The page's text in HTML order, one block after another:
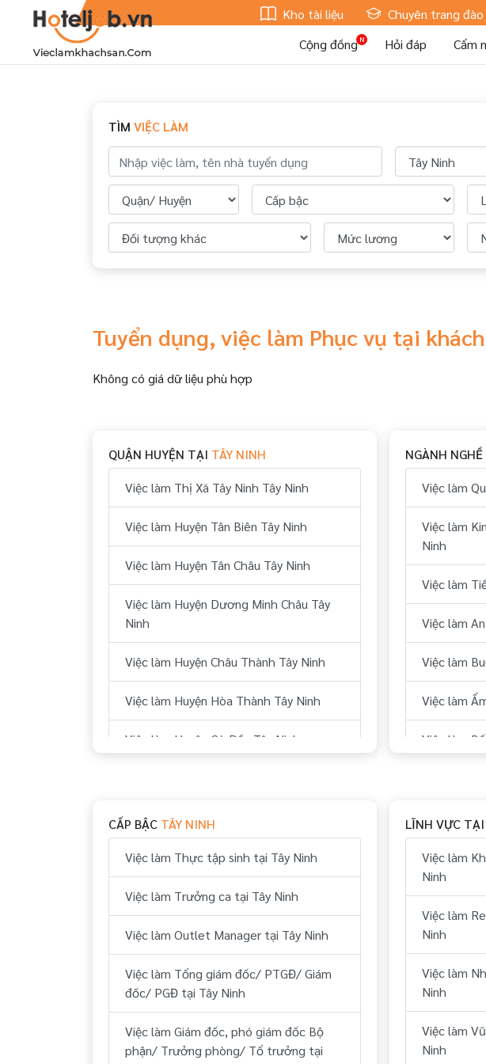
Kho tài liệu Chuyên trang
Cộng đồng
Hỏi đáp Cẩm
TÌM VIỆC LÀM
Tuyển dụng, việc làm Phục vụ tại
Không có giá dữ liệu phù hợp
QUẬN HUYỆN TẠI TÂY NINH
Việc làm Thị Xã Tây Ninh Tây Ninh
Việc làm Huyện Tân Biên Tây Ninh
Việc làm Huyện Tân Châu Tây Ninh
Việc làm Huyện Dương Minh Châu Tây
Ninh
Việc làm Huyện Châu Thành Tây Ninh
Việc làm Huyện Hòa Thành Tây Ninh
Việc làm Huyện Gò Dầu Tây Ninh
Việc làm Huyện Trảng Bàng Tây Ninh
NGÀNH
Việc làm
Việc làm
Ninh
Việc làm
Việc làm
Việc làm
Việc làm
Việc làm
Việc làm
Việc làm
Ninh
Việc làm
Việc làm
Việc làm
Việc làm
Tour...) tại
CẤP BẬC TÂY NINH
Việc làm Thực tập sinh tại Tây Ninh
Việc làm Trưởng ca tại Tây Ninh
Việc làm Outlet Manager tại Tây Ninh
Việc làm Tổng giám đốc/ PTGĐ/ Giám
đốc/ PGĐ tại Tây Ninh
Việc làm Giám đốc, phó giám đốc Bộ
phận/ Trưởng phòng/ Tổ trưởng tại
LĨNH VỰC TẠI
Việc làm
Ninh
Việc làm
Ninh
Việc làm
Ninh
Việc làm
Ninh